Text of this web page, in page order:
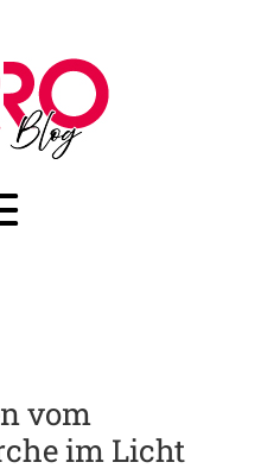
vom
im Licht